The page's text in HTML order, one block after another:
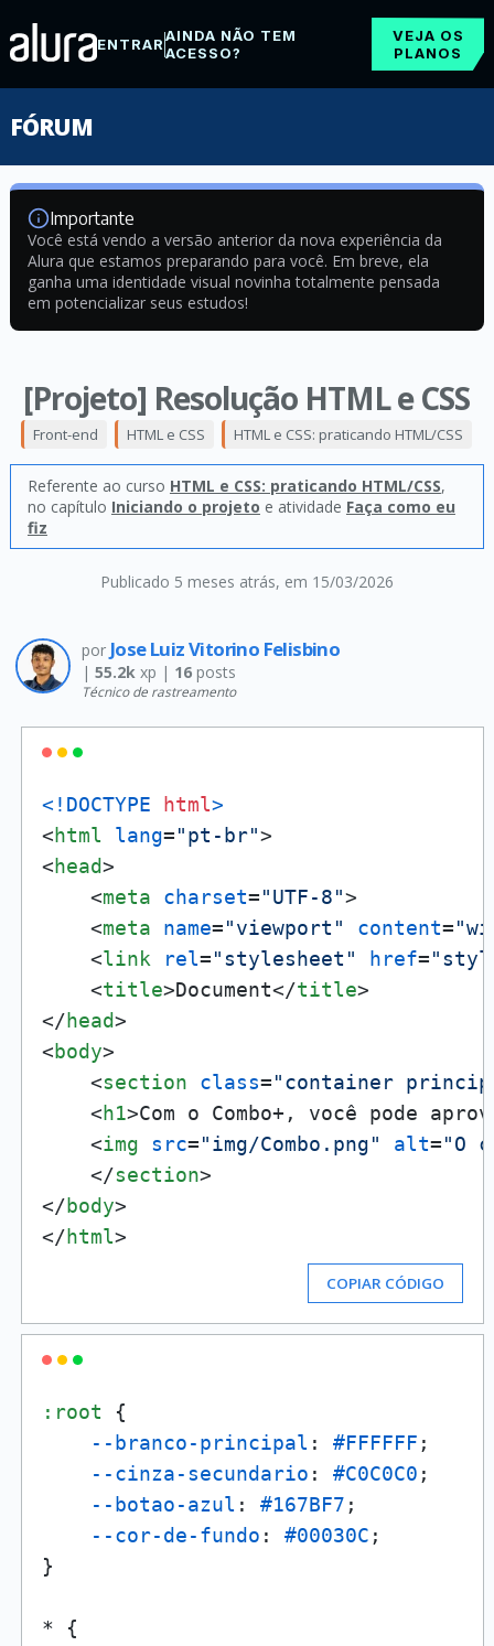
ENTRARAINDA NÃO TEM
ACESSO?
VEJA OS
PLANOS
FÓRUM
Importante
Você está vendo a versão anterior da nova experiência da
Alura que estamos preparando para você. Em breve, ela
ganha uma identidade visual novinha totalmente pensada
em potencializar seus estudos!
[Projeto] Resolução HTML e CSS
Publicado 5 meses atrás, em 15/03/2026
Front-end HTML e CSS HTML e CSS: praticando HTML/CSS
Referente ao curso HTML e CSS: praticando HTML/CSS,
no capítulo Iniciando o projeto e atividade Faça como eu
fiz
por Jose Luiz Vitorino Felisbino
| 55.2kxp | 16posts
Técnico de rastreamento
<!DOCTYPE html>
<html lang="pt-br">
<head>
<meta charset="UTF-8">
<meta name="viewport" content=
<link rel="stylesheet" href=
<title>Document</title>
</head>
<body>
<section class="container
<h1>Com o Combo+, você pode
<img src="img/Combo.png" alt="O
</section>
</body>
</html>
COPIAR CÓDIGO
:root {
--branco-principal : #FFFFFF ;
--cinza-secundario : #C0C0C0 ;
--botao-azul : #167BF7 ;
--cor-de-fundo : #00030C ;
}
* {